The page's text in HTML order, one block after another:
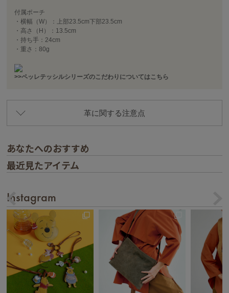
付属ポーチ
・横幅（W）：上部23.5cm下部23.5cm
・高さ（H）：13.5cm
・持ち手：24cm
・重さ：80g
>>ペッレテッシルシリーズのこだわりについてはこちら
革に関する注意点
あなたへのおすすめ
最近見たアイテム
Instagram